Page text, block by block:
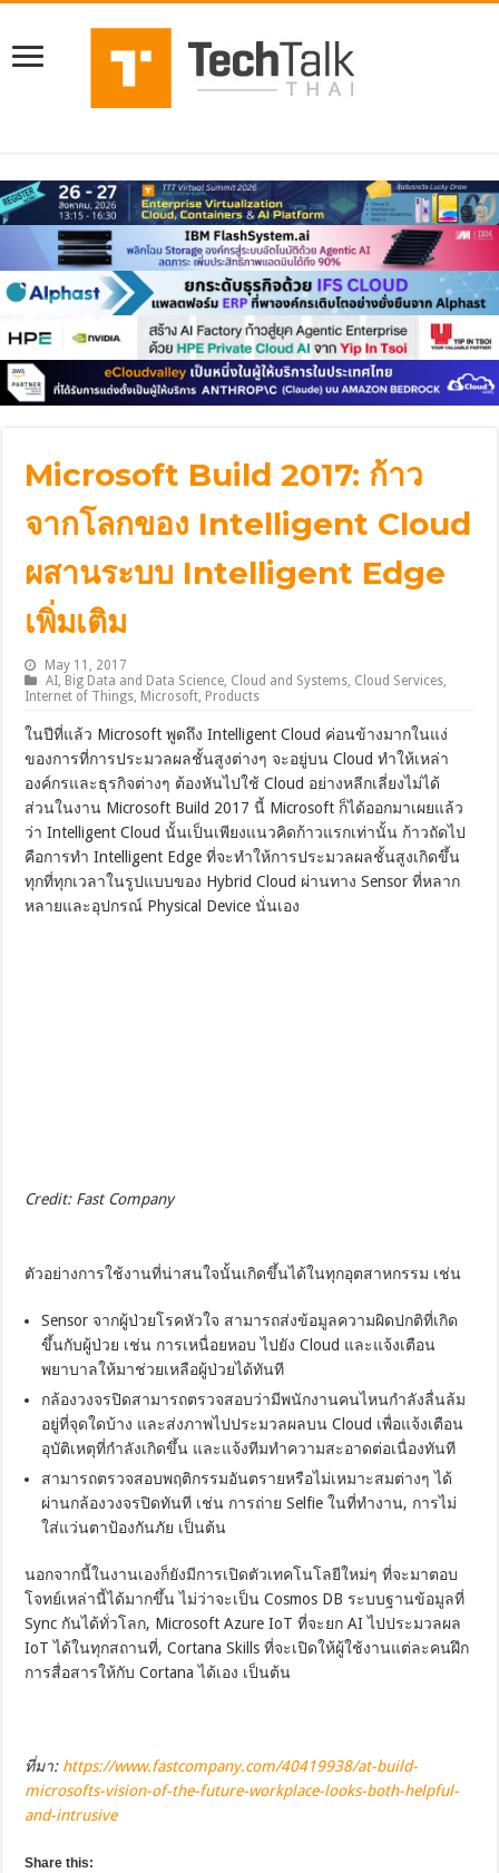
Microsoft Build 2017: ก้าว
จากโลกของ Intelligent Cloud
ผสานระบบ Intelligent Edge
เพิ่มเติม
May 11, 2017
AI Big Data and Data Science Cloud and Systems Cloud Services
Internet of Things Microsoft Products
ในปีที่แล้ว Microsoft พูดถึง Intelligent Cloud ค่อนข้างมากในแง่
ของการที่การประมวลผลชั้นสูงต่างๆ จะอยู่บน Cloud ทำให้เหล่า
องค์กรและธุรกิจต่างๆ ต้องหันไปใช้ Cloud อย่างหลีกเลี่ยงไม่ได้
ส่วนในงาน Microsoft Build 2017 นี้ Microsoft ก็ได้ออกมาเผยแล้ว
ว่า Intelligent Cloud นั้นเป็นเพียงแนวคิดก้าวแรกเท่านั้น ก้าวถัดไป
คือการทำ Intelligent Edge ที่จะทำให้การประมวลผลชั้นสูงเกิดขึ้น
ทุกที่ทุกเวลาในรูปแบบของ Hybrid Cloud ผ่านทาง Sensor ที่หลาก
หลายและอุปกรณ์ Physical Device นั่นเอง
Credit: Fast Company
ตัวอย่างการใช้งานที่น่าสนใจนั้นเกิดขึ้นได้ในทุกอุตสาหกรรม เช่น
Sensor จากผู้ป่วยโรคหัวใจ สามารถส่งข้อมูลความผิดปกติที่เกิด
ขึ้นกับผู้ป่วย เช่น การเหนื่อยหอบ ไปยัง Cloud และแจ้งเตือน
พยาบาลให้มาช่วยเหลือผู้ป่วยได้ทันที
กล้องวงจรปิดสามารถตรวจสอบว่ามีพนักงานคนไหนกำลังลื่นล้ม
อยู่ที่จุดใดบ้าง และส่งภาพไปประมวลผลบน Cloud เพื่อแจ้งเตือน
อุบัติเหตุที่กำลังเกิดขึ้น และแจ้งทีมทำความสะอาดต่อเนื่องทันที
สามารถตรวจสอบพฤติกรรมอันตรายหรือไม่เหมาะสมต่างๆ ได้
ผ่านกล้องวงจรปิดทันที เช่น การถ่าย Selfie ในที่ทำงาน, การไม่
ใส่แว่นตาป้องกันภัย เป็นต้น
นอกจากนี้ในงานเองก็ยังมีการเปิดตัวเทคโนโลยีใหม่ๆ ที่จะมาตอบ
โจทย์เหล่านี้ได้มากขึ้น ไม่ว่าจะเป็น Cosmos DB ระบบฐานข้อมูลที่
Sync กันได้ทั่วโลก, Microsoft Azure IoT ที่จะยก AI ไปประมวลผล
IoT ได้ในทุกสถานที่, Cortana Skills ที่จะเปิดให้ผู้ใช้งานแต่ละคนฝึก
การสื่อสารให้กับ Cortana ได้เอง เป็นต้น
ที่มา: https://www.fastcompany.com/40419938/at-build-
microsofts-vision-of-the-future-workplace-looks-both-helpful-
and-intrusive
Share this: